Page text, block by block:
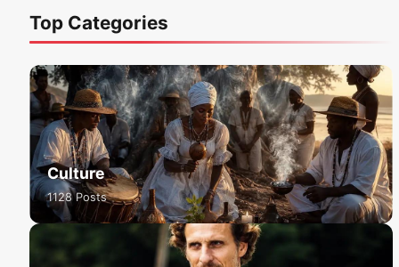
Top Categories
Culture
1128 Posts